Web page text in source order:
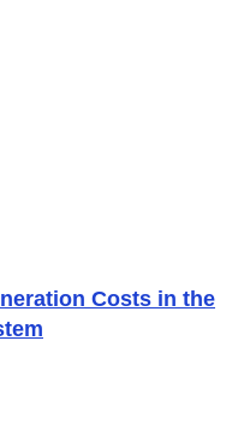
Costs in the